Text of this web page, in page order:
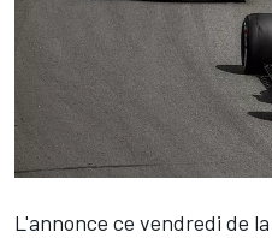
L'annonce ce vendredi de